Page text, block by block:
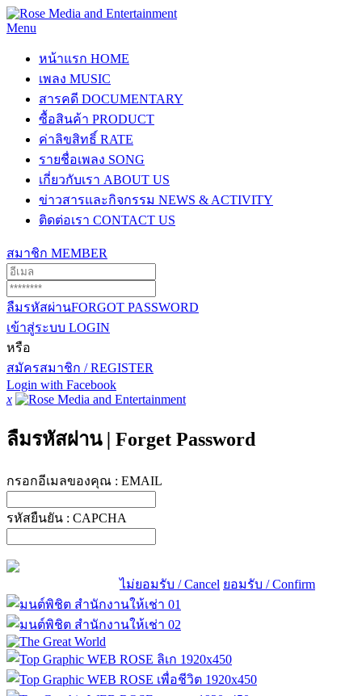
Menu
หน้าแรก HOME
เพลง MUSIC
สารคดี DOCUMENTARY
ซื้อสินค้า PRODUCT
ค่าลิขสิทธิ์ RATE
รายชื่อเพลง SONG
เกี่ยวกับเรา ABOUT US
ข่าวสารและกิจกรรม NEWS & ACTIVITY
ติดต่อเรา CONTACT US
สมาชิก MEMBER
ลืมรหัสผ่านFORGOT PASSWORD
เข้าสู่ระบบ LOGIN
หรือ
สมัครสมาชิก / REGISTER
Login with Facebook
x
ลืมรหัสผ่าน | Forget Password
กรอกอีเมลของคุณ : EMAIL
รหัสยืนยัน : CAPCHA
ไม่ยอมรับ / Cancel ยอมรับ / Confirm